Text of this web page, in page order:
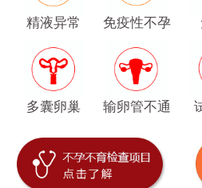
精液异常 免疫性不孕
多囊卵巢 输卵管不通